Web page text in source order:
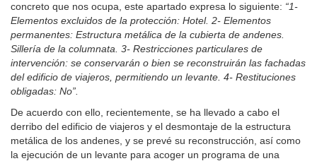
concreto que nos ocupa, este apartado expresa lo siguiente: “1-
Elementos excluidos de la protección: Hotel. 2- Elementos
permanentes: Estructura metálica de la cubierta de andenes.
Sillería de la columnata. 3- Restricciones particulares de
intervención: se conservarán o bien se reconstruirán las fachadas
del edificio de viajeros, permitiendo un levante. 4- Restituciones
obligadas: No”.
De acuerdo con ello, recientemente, se ha llevado a cabo el
derribo del edificio de viajeros y el desmontaje de la estructura
metálica de los andenes, y se prevé su reconstrucción, así como
la ejecución de un levante para acoger un programa de una